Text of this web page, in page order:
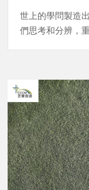
世上的學問製造
們思考和分辨，